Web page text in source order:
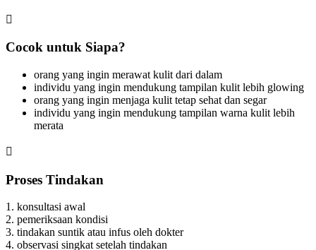

Cocok untuk Siapa?
orang yang ingin merawat kulit dari dalam
individu yang ingin mendukung tampilan kulit lebih glowing
orang yang ingin menjaga kulit tetap sehat dan segar
individu yang ingin mendukung tampilan warna kulit lebih
merata

Proses Tindakan
1. konsultasi awal
2. pemeriksaan kondisi
3. tindakan suntik atau infus oleh dokter
4. observasi singkat setelah tindakan